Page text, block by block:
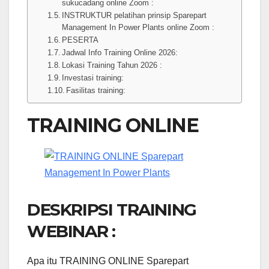
sukucadang online Zoom :
INSTRUKTUR pelatihan prinsip Sparepart
Management In Power Plants online Zoom :
PESERTA
Jadwal Info Training Online 2026:
Lokasi Training Tahun 2026 :
Investasi training:
Fasilitas training:
TRAINING ONLINE
DESKRIPSI TRAINING
WEBINAR :
Apa itu TRAINING ONLINE Sparepart